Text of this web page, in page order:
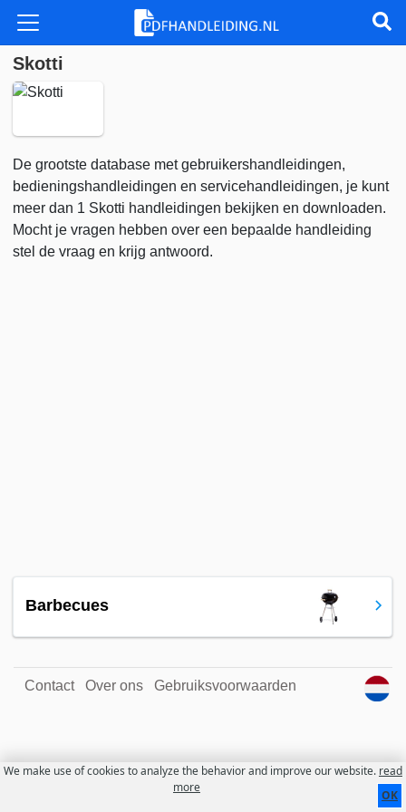
Skotti
De grootste database met gebruikershandleidingen,
bedieningshandleidingen en servicehandleidingen, je kunt
meer dan 1 Skotti handleidingen bekijken en downloaden.
Mocht je vragen hebben over een bepaalde handleiding
stel de vraag en krijg antwoord.
Barbecues
Contact Over ons Gebruiksvoorwaarden
We make use of cookies to analyze the behavior and improve our website. read
more
OK